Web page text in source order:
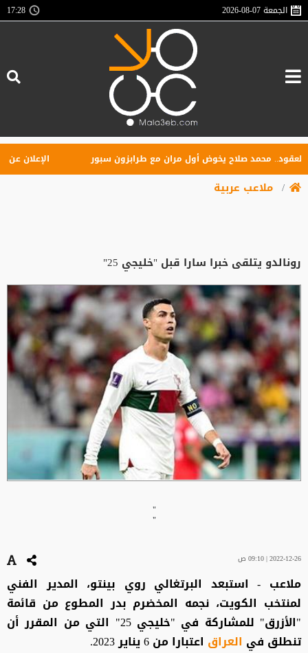
الجمعة2026-08-07
17:28
محمد صلاح يخوض أول مران مع طرابزون سبور الإعلان عن
ملاعب عربية
رونالدو يتلقى خبرا سارا قبل "خليجي 25"
"
"
2022-12-26 | 09:10 ص
ملاعب - استبعد البرتغالي روي بينتو، المدير الفني
لمنتخب الكويت، نجمه المخضرم بدر المطوع من قائمة
"الأزرق" للمشاركة في "خليجي 25" التي من المقرر أن
تنطلق في العراق اعتبارا من 6 يناير 2023.